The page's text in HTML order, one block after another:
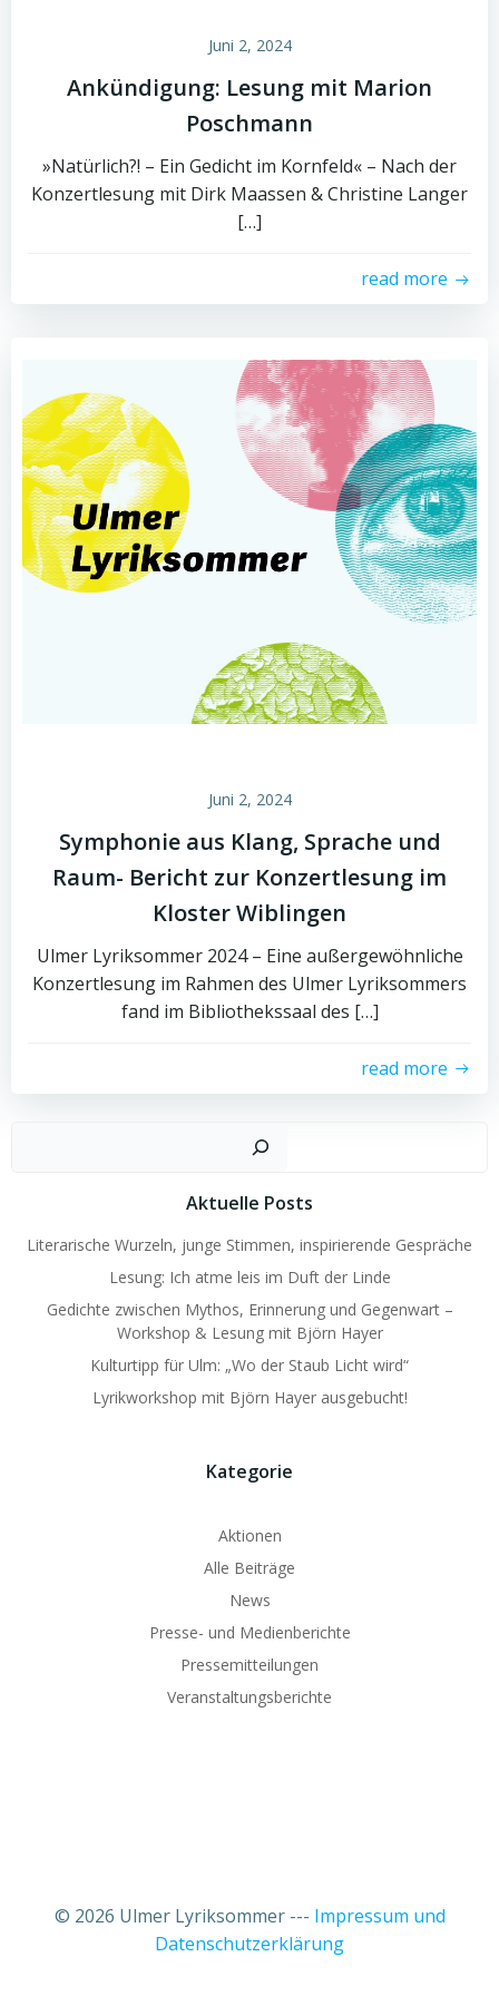
Juni 2, 2024
Ankündigung: Lesung mit Marion
Poschmann
»Natürlich?! – Ein Gedicht im Kornfeld« – Nach der
Konzertlesung mit Dirk Maassen & Christine Langer
[…]
read more
Juni 2, 2024
Symphonie aus Klang, Sprache und
Raum- Bericht zur Konzertlesung im
Kloster Wiblingen
Ulmer Lyriksommer 2024 – Eine außergewöhnliche
Konzertlesung im Rahmen des Ulmer Lyriksommers
fand im Bibliothekssaal des […]
read more
Aktuelle Posts
Literarische Wurzeln, junge Stimmen, inspirierende Gespräche
Lesung: Ich atme leis im Duft der Linde
Gedichte zwischen Mythos, Erinnerung und Gegenwart –
Workshop & Lesung mit Björn Hayer
Kulturtipp für Ulm: „Wo der Staub Licht wird“
Lyrikworkshop mit Björn Hayer ausgebucht!
Kategorie
Aktionen
Alle Beiträge
News
Presse- und Medienberichte
Pressemitteilungen
Veranstaltungsberichte
© 2026 Ulmer Lyriksommer --- Impressum und
Datenschutzerklärung